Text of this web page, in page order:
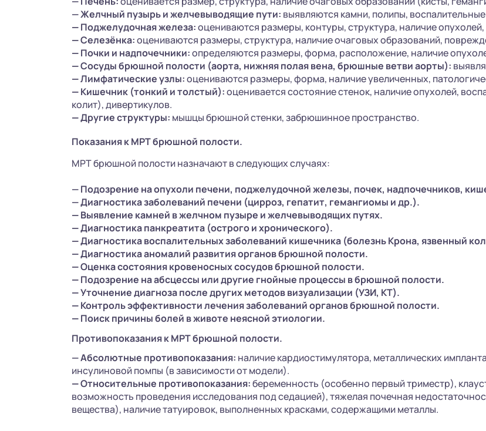
— Желчный пузырь и желчевыводящие пути: выявляются камни, полипы,
—Поджелудочная железа:оцениваются размеры, контуры, структура, наличие
—Селезёнка:оцениваются размеры, структура, наличие очаговых образований,
—Почки и надпочечники:определяются размеры, форма, расположение, наличие
—Сосуды брюшной полости (аорта, нижняя полая вена, брюшные ветви аорты):
—Лимфатические узлы:оцениваются размеры, форма, наличие увеличенных,
—Кишечник (тонкий и толстый):оценивается состояние стенок, наличие опухолей,
колит), дивертикулов.
—Другие структуры: мышцы брюшной стенки, забрюшинное пространство.
Показания к МРТ брюшной полости.
МРТ брюшной полости назначают в следующих случаях:
— Подозрение на опухоли печени, поджелудочной железы, почек, надпочечников,
— Диагностика заболеваний печени (цирроз, гепатит, гемангиомы и др.).
—Выявление камней в желчном пузыре и желчевыводящих путях.
—Диагностика панкреатита (острого и хронического).
—Диагностика воспалительных заболеваний кишечника (болезнь Крона, язвенный
—Диагностика аномалий развития органов брюшной полости.
—Оценка состояния кровеносных сосудов брюшной полости.
—Подозрение на абсцессы или другие гнойные процессы в брюшной полости.
—Уточнение диагноза после других методов визуализации (УЗИ, КТ).
—Контроль эффективности лечения заболеваний органов брюшной полости.
—Поиск причины болей в животе неясной этиологии.
Противопоказания к МРТ брюшной полости.
— Абсолютные противопоказания: наличие кардиостимулятора, металлических
инсулиновой помпы (в зависимости от модели).
—Относительные противопоказания:беременность (особенно первый триместр),
возможность проведения исследования под седацией), тяжелая почечная
вещества), наличие татуировок, выполненных красками, содержащими металлы.